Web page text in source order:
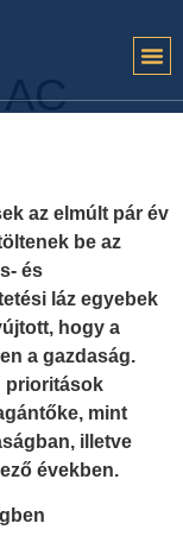
az elmúlt pár év
be az
és
láz egyebek
hogy a
a gazdaság.
prioritások
mint
illetve
években.